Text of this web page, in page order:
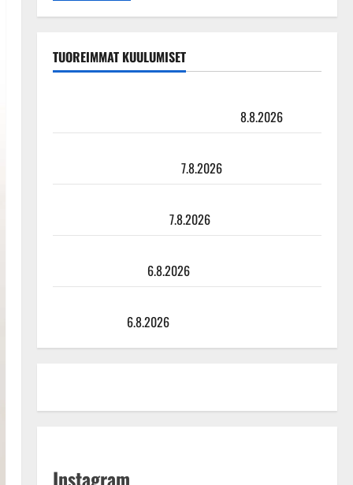
TUOREIMMAT KUULUMISET
8.8.2026
7.8.2026
7.8.2026
6.8.2026
6.8.2026
Instagram